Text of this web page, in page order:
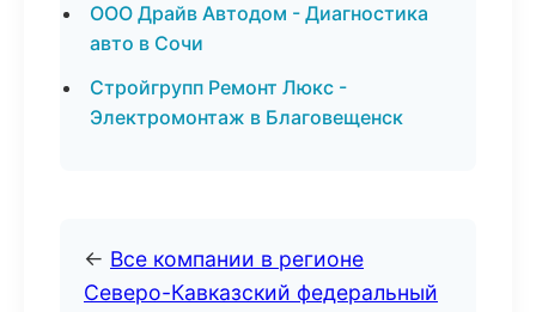
ООО Драйв Автодом - Диагностика
авто в Сочи
Стройгрупп Ремонт Люкс -
Электромонтаж в Благовещенск
← Все компании в регионе
Северо-Кавказский федеральный